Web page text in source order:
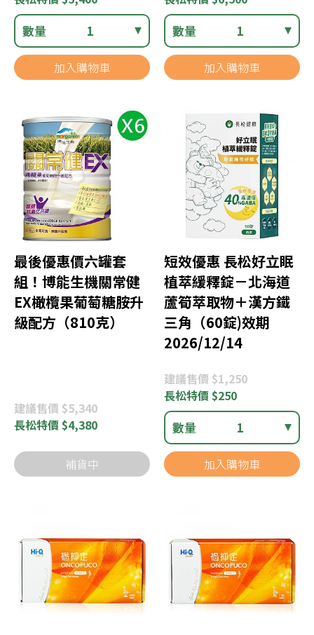
數量 1
加入購物車
數量 1
加入購物車
最後優惠價六罐套
組！博能生機關常健
EX橄欖果葡萄糖胺升
級配方（810克）
建議售價 $5,340
長松特價 $4,380
補貨中
短效優惠 長松好立眠
植萃緩釋錠－北海道
蘆筍萃取物＋漢方鐵
三角（60錠)效期
2026/12/14
建議售價 $1,250
長松特價 $250
數量 1
加入購物車